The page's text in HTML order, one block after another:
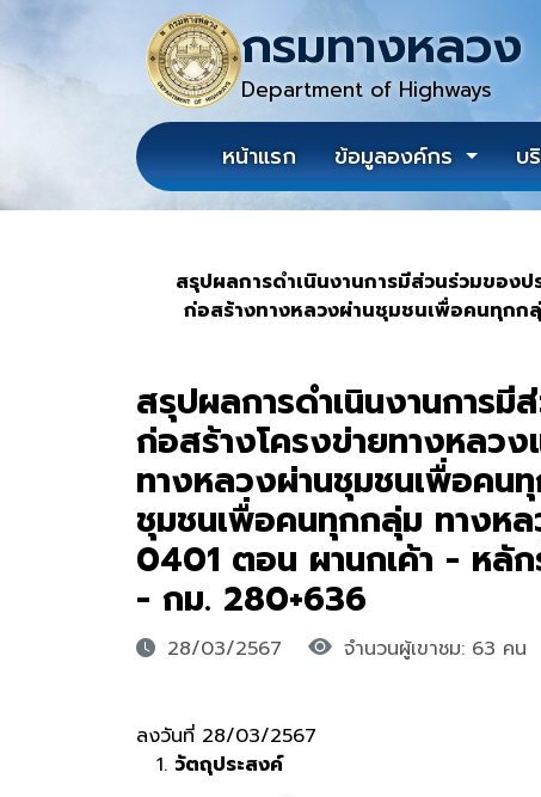
กรมทางหลวง
Department of Highways
หน้าแรก ข้อมูลองค์กร บ
สรุปผลการดำเนินงานการมีส่วนร่วมของ
ก่อสร้างทางหลวงผ่านชุมชนเพื่อคนทุก
สรุปผลการดำเนินงานการมี
ก่อสร้างโครงข่ายทางหลว
ทางหลวงผ่านชุมชนเพื่อคน
ชุมชนเพื่อคนทุกกลุ่ม ทางห
0401 ตอน ผานกเค้า - หลั
- กม. 280+636
28/03/2567 จำนวนผู้เขาชม: 63 คน
ลงวันที่ 28/03/2567
วัตถุประสงค์